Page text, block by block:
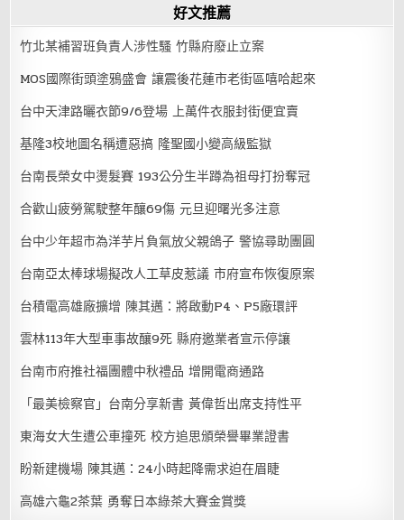
好文推薦
竹北某補習班負責人涉性騷 竹縣府廢止立案
MOS國際街頭塗鴉盛會 讓震後花蓮市老街區嘻哈起來
台中天津路曬衣節9/6登場 上萬件衣服封街便宜賣
基隆3校地圖名稱遭惡搞 隆聖國小變高級監獄
台南長榮女中燙髮賽 193公分生半蹲為祖母打扮奪冠
合歡山疲勞駕駛整年釀69傷 元旦迎曙光多注意
台中少年超市為洋芋片負氣放父親鴿子 警協尋助團圓
台南亞太棒球場擬改人工草皮惹議 市府宣布恢復原案
台積電高雄廠擴增 陳其邁：將啟動P4、P5廠環評
雲林113年大型車事故釀9死 縣府邀業者宣示停讓
台南市府推社福團體中秋禮品 增開電商通路
「最美檢察官」台南分享新書 黃偉哲出席支持性平
東海女大生遭公車撞死 校方追思頒榮譽畢業證書
盼新建機場 陳其邁：24小時起降需求迫在眉睫
高雄六龜2茶葉 勇奪日本綠茶大賽金賞獎